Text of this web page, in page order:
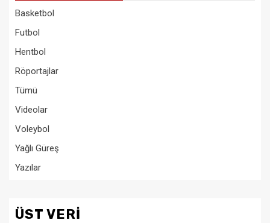
Basketbol
Futbol
Hentbol
Röportajlar
Tümü
Videolar
Voleybol
Yağlı Güreş
Yazılar
ÜST VERI